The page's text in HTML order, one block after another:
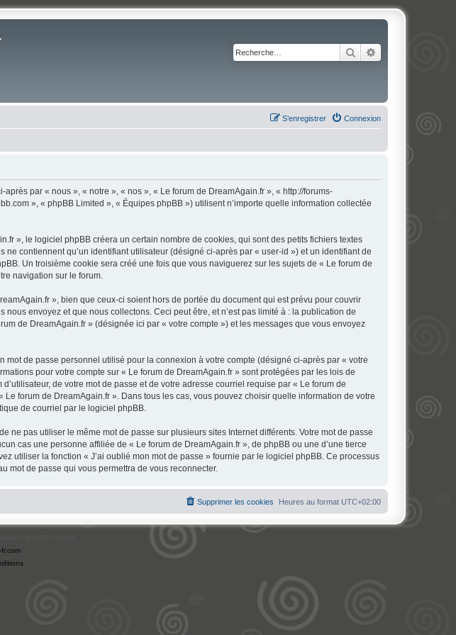
Rechercher
Connexion
S’enregistrer
par « nous », « notre », « nos », « Le forum de DreamAgain.fr », « http://forums-
», « phpBB Limited », « Équipes phpBB ») utilisent n’importe quelle information collectée
», le logiciel phpBB créera un certain nombre de cookies, qui sont des petits fichiers textes
contiennent qu’un identifiant utilisateur (désigné ci-après par « user-id ») et un identifiant de
Un troisième cookie sera créé une fois que vous naviguerez sur les sujets de « Le forum de
navigation sur le forum.
», bien que ceux-ci soient hors de portée du document qui est prévu pour couvrir
envoyez et que nous collectons. Ceci peut être, et n’est pas limité à : la publication de
de DreamAgain.fr » (désignée ici par « votre compte ») et les messages que vous envoyez
de passe personnel utilisé pour la connexion à votre compte (désigné ci-après par « votre
pour votre compte sur « Le forum de DreamAgain.fr » sont protégées par les lois de
de votre mot de passe et de votre adresse courriel requise par « Le forum de
forum de DreamAgain.fr ». Dans tous les cas, vous pouvez choisir quelle information de votre
de courriel par le logiciel phpBB.
ne pas utiliser le même mot de passe sur plusieurs sites Internet différents. Votre mot de passe
cas une personne affiliée de « Le forum de DreamAgain.fr », de phpBB ou une d’une tierce
utiliser la fonction « J’ai oublié mon mot de passe » fournie par le logiciel phpBB. Ce processus
mot de passe qui vous permettra de vous reconnecter.
Heures au format UTC+02:00
Supprimer les cookies